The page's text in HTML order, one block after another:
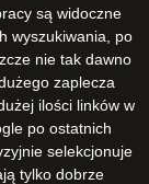
są widoczne
wyszukiwania, po
nie tak dawno
zaplecza
ilości linków w
po ostatnich
selekcjonuje
tylko dobrze